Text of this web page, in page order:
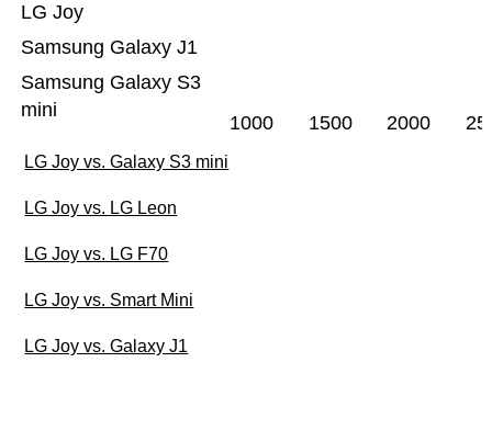
Samsung Galaxy S3
mini
Samsung Galaxy J1
LG Joy
1000 1500 2000
LG Joy vs. Galaxy S3 mini
LG Joy vs. LG Leon
LG Joy vs. LG F70
LG Joy vs. Smart Mini
LG Joy vs. Galaxy J1